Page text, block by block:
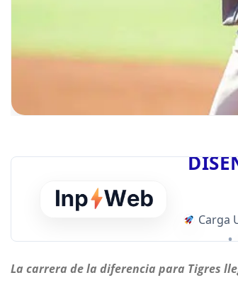
Carga
•
La carrera de la diferencia para Tigres